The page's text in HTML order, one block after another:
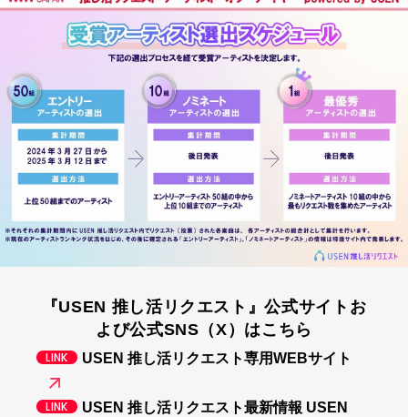
『USEN 推し活リクエスト』公式サイトお
よび公式SNS（X）はこちら
USEN 推し活リクエスト専用WEBサイト
USEN 推し活リクエスト最新情報 USEN